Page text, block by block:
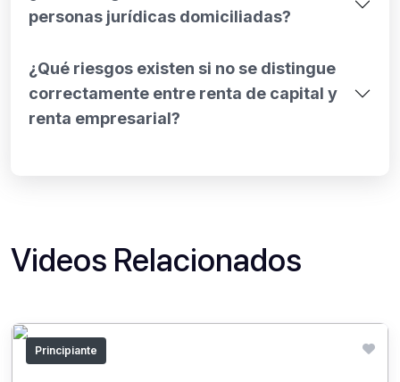
personas jurídicas domiciliadas?
¿Qué riesgos existen si no se distingue
correctamente entre renta de capital y
renta empresarial?
Videos Relacionados
Principiante